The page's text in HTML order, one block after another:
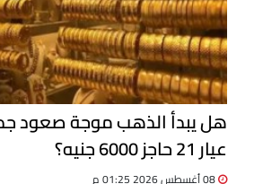
هل يبدأ الذهب موجة صعود
عيار 21 حاجز 6000 جنيه؟